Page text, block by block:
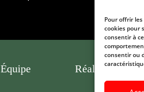
Pour offrir
cookies pour
consentir à
consentir ou
Équipe Réalisations